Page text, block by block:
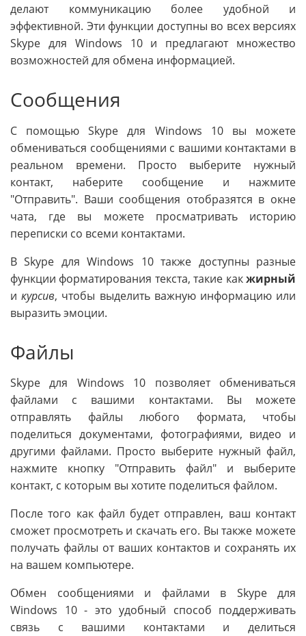
делают коммуникацию более удобной и
эффективной. Эти функции доступны во всех версиях
Skype для Windows 10 и предлагают множество
возможностей для обмена информацией.
Сообщения
С помощью Skype для Windows 10 вы можете
обмениваться сообщениями с вашими контактами в
реальном времени. Просто выберите нужный
контакт, наберите сообщение и нажмите
"Отправить". Ваши сообщения отобразятся в окне
чата, где вы можете просматривать историю
переписки со всеми контактами.
В Skype для Windows 10 также доступны разные
функции форматирования текста, такие какжирный
икурсив, чтобы выделить важную информацию или
выразить эмоции.
Файлы
Skype для Windows 10 позволяет обмениваться
файлами с вашими контактами. Вы можете
отправлять файлы любого формата, чтобы
поделиться документами, фотографиями, видео и
другими файлами. Просто выберите нужный файл,
нажмите кнопку "Отправить файл" и выберите
контакт, с которым вы хотите поделиться файлом.
После того как файл будет отправлен, ваш контакт
сможет просмотреть и скачать его. Вы также можете
получать файлы от ваших контактов и сохранять их
на вашем компьютере.
Обмен сообщениями и файлами в Skype для
Windows 10 - это удобный способ поддерживать
связь с вашими контактами и делиться